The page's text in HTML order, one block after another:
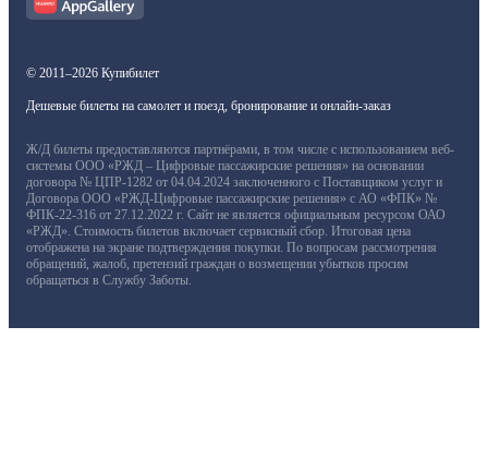
© 2011–2026 Купибилет
Дешевые билеты на самолет и поезд, бронирование и онлайн-заказ
Ж/Д билеты предоставляются партнёрами, в том числе с использованием веб-
системы ООО «РЖД – Цифровые пассажирские решения» на основании
договора № ЦПР-1282 от 04.04.2024 заключенного с Поставщиком услуг и
Договора ООО «РЖД-Цифровые пассажирские решения» с АО «ФПК» №
ФПК-22-316 от 27.12.2022 г. Сайт не является официальным ресурсом ОАО
«РЖД». Стоимость билетов включает сервисный сбор. Итоговая цена
отображена на экране подтверждения покупки. По вопросам рассмотрения
обращений, жалоб, претензий граждан о возмещении убытков просим
обращаться в Службу Заботы.